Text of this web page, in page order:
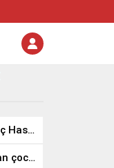
Nusaybin Devlet Hastanesi’nde İç Hastalıkları Uzmanı Göreve Başladı
Kafası demir korkuluklara sıkışan çocuğu gazeteci kurtardı